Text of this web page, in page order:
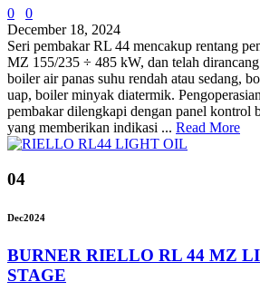
0
0
December 18, 2024
Seri pembakar RL 44 mencakup rentang
MZ 155/235 ÷ 485 kW, dan telah
boiler air panas suhu rendah atau sedang,
uap, boiler minyak diatermik.
pembakar dilengkapi dengan panel kontrol
yang memberikan indikasi ... Read More
04
Dec2024
BURNER RIELLO RL 44 MZ
STAGE